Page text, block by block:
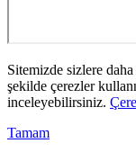
Sitemizde sizlere
şekilde çerezler
inceleyebilirsiniz.
Tamam